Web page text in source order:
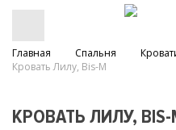
Главная Спальня
Кровать Лилу, Bis-M
КРОВАТЬ ЛИЛУ, BIS-